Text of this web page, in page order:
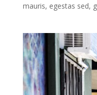
mauris, egestas sed,